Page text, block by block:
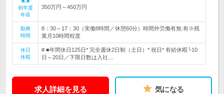
初年度
年収
350万円～450万円
勤務
時間
8：30～17：30（実働8時間／休憩60分）時間外労働有無:有※残
業月10時間程度
休日
休暇
# ■年間休日125日* 完全週休2日制（土日）* 祝日* 有給休暇└10
日～20日／下限日数は入社…
求人詳細を見る 気になる